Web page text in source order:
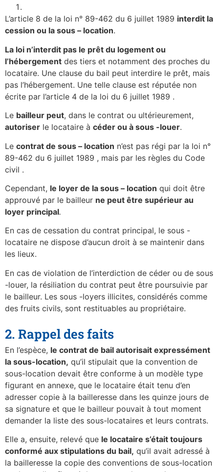
L’article 8 de la loi n° 89-462 du 6 juillet 1989 interdit la
cession ou la sous – location.
La loi n’interdit pas le prêt du logement ou
l’hébergement des tiers et notamment des proches du
locataire. Une clause du bail peut interdire le prêt, mais
pas l’hébergement. Une telle clause est réputée non
écrite par l’article 4 de la loi du 6 juillet 1989 .
Le bailleur peut, dans le contrat ou ultérieurement,
autoriser le locataire à céder ou à sous -louer.
Le contrat de sous – location n’est pas régi par la loi n°
89-462 du 6 juillet 1989 , mais par les règles du Code
civil .
Cependant, le loyer de la sous – location qui doit être
approuvé par le bailleur ne peut être supérieur au
loyer principal.
En cas de cessation du contrat principal, le sous -
locataire ne dispose d’aucun droit à se maintenir dans
les lieux.
En cas de violation de l’interdiction de céder ou de sous
-louer, la résiliation du contrat peut être poursuivie par
le bailleur. Les sous -loyers illicites, considérés comme
des fruits civils, sont restituables au propriétaire.
2. Rappel des faits
En l’espèce, le contrat de bail autorisait expressément
la sous-location, qu’il stipulait que la convention de
sous-location devait être conforme à un modèle type
figurant en annexe, que le locataire était tenu d’en
adresser copie à la bailleresse dans les quinze jours de
sa signature et que le bailleur pouvait à tout moment
demander la liste des sous-locataires et leurs contrats.
Elle a, ensuite, relevé que le locataire s’était toujours
conformé aux stipulations du bail, qu’il avait adressé à
la bailleresse la copie des conventions de sous-location